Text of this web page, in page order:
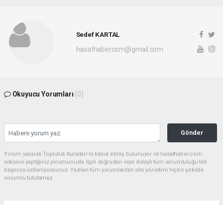
Sedef KARTAL
hasathabercom@gmail.com
Okuyucu Yorumları (0)
Gönder
Yorum yazarak Topluluk Kuralları’nı kabul etmiş bulunuyor ve hasathaber.com
sitesine yaptığınız yorumunuzla ilgili doğrudan veya dolaylı tüm sorumluluğu tek
başınıza üstleniyorsunuz. Yazılan tüm yorumlardan site yönetimi hiçbir şekilde
sorumlu tutulamaz.